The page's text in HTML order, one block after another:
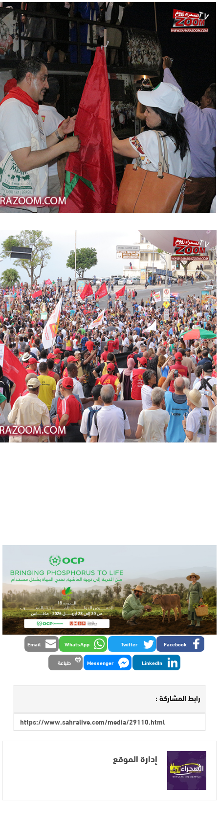
Facebook
Twitter
WhatsApp
Email
LinkedIn
Messenger طباعة
رابط المشاركة :
إدارة الموقع